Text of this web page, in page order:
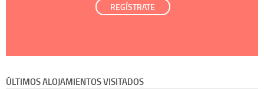
REGÍSTRATE
ÚLTIMOS ALOJAMIENTOS VISITADOS